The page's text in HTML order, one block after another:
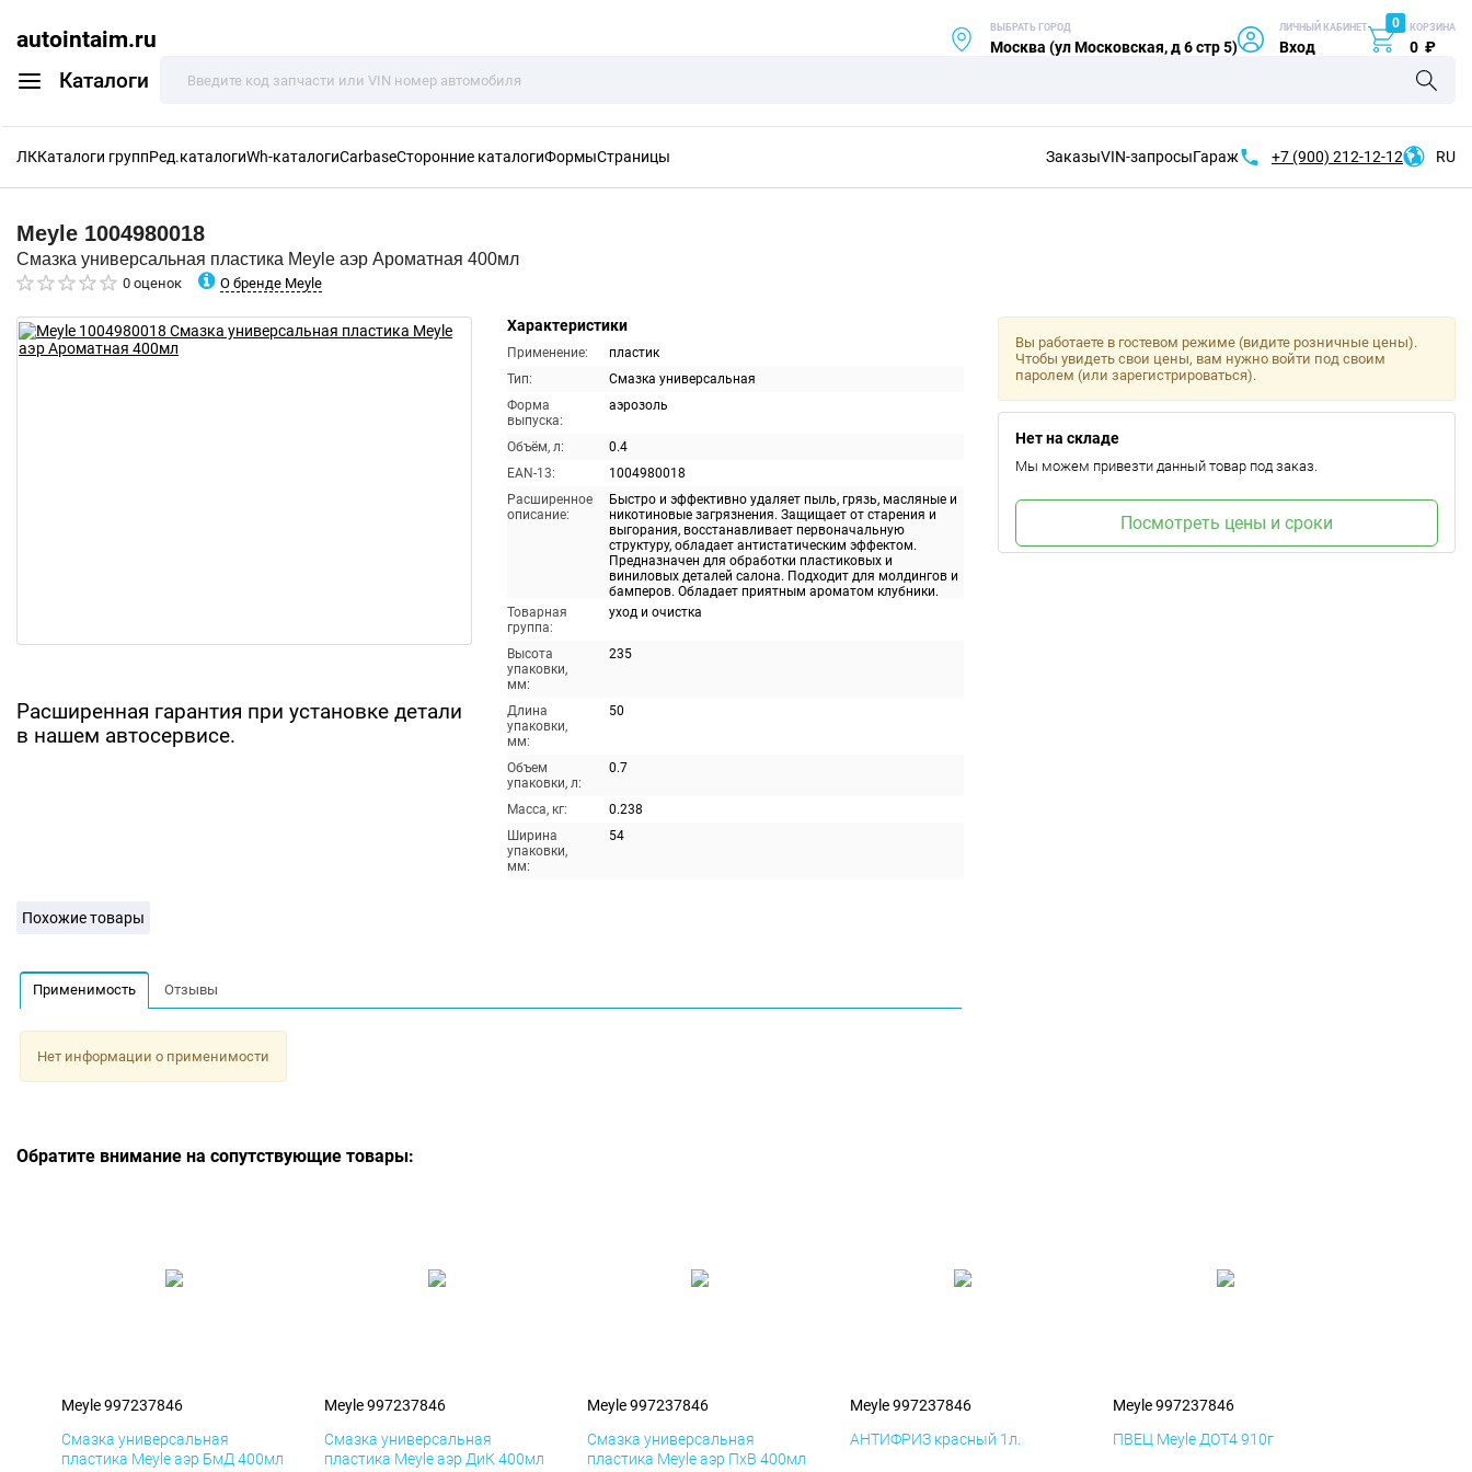
autointaim.ru
Каталоги
ВЫБРАТЬ ГОРОД
Москва (ул Московская, д 6 стр 5)
ЛИЧНЫЙ КАБИНЕТ
Вход
0 КОРЗИНА
0 ₽
ЛККаталоги группРед.каталогиWh-каталогиCarbaseСторонние каталогиФормыСтраницы ЗаказыVIN-запросыГараж +7 (900) 212-12-12 RU
Meyle 1004980018
Смазка универсальная пластика Meyle аэр Ароматная 400мл
0 оценок О бренде Meyle
Расширенная гарантия при установке детали
в нашем автосервисе.
Характеристики
Применение:
пластик
Тип:
Смазка универсальная
Форма
выпуска:
аэрозоль
Объём, л:
0.4
EAN-13:
1004980018
Расширенное
описание:
Быстро и эффективно удаляет пыль, грязь, масляные и
никотиновые загрязнения. Защищает от старения и
выгорания, восстанавливает первоначальную
структуру, обладает антистатическим эффектом.
Предназначен для обработки пластиковых и
виниловых деталей салона. Подходит для молдингов и
бамперов. Обладает приятным ароматом клубники.
Товарная
группа:
уход и очистка
Высота
упаковки,
мм:
235
Длина
упаковки,
мм:
50
Объем
упаковки, л:
0.7
Масса, кг:
0.238
Ширина
упаковки,
мм:
54
Вы работаете в гостевом режиме (видите розничные цены).
Чтобы увидеть свои цены, вам нужно войти под своим
паролем (или зарегистрироваться).
Нет на складе
Мы можем привезти данный товар под заказ.
Посмотреть цены и сроки
Похожие товары
Применимость Отзывы
Нет информации о применимости
Обратите внимание на сопутствующие товары:
Meyle 997237846
Смазка универсальная
пластика Meyle аэр БмД 400мл
Meyle 997237846
Смазка универсальная
пластика Meyle аэр ДиК 400мл
Meyle 997237846
Смазка универсальная
пластика Meyle аэр ПхВ 400мл
Meyle 997237846
АНТИФРИЗ красный 1л.
Meyle 997237846
ПВЕЦ Meyle ДОТ4 910г